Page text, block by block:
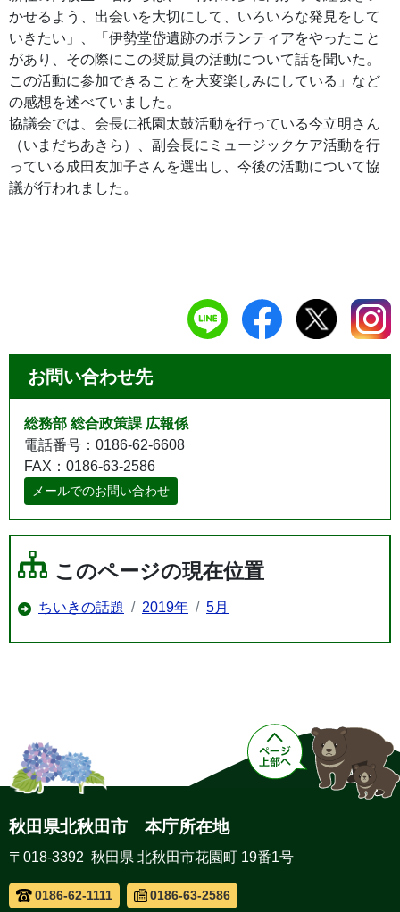
かせるよう、出会いを大切にして、いろいろな発見をして
いきたい」、「伊勢堂岱遺跡のボランティアをやったこと
があり、その際にこの奨励員の活動について話を聞いた。
この活動に参加できることを大変楽しみにしている」など
の感想を述べていました。
協議会では、会長に祇園太鼓活動を行っている今立明さん
（いまだちあきら）、副会長にミュージックケア活動を行
っている成田友加子さんを選出し、今後の活動について協
議が行われました。
お問い合わせ先
総務部 総合政策課 広報係
電話番号：0186-62-6608
FAX：0186-63-2586
メールでのお問い合わせ
このページの現在位置
ちいきの話題 2019年 5月
秋田県北秋田市 本庁所在地
〒018-3392 秋田県 北秋田市花園町 19番1号
0186-62-1111 0186-63-2586